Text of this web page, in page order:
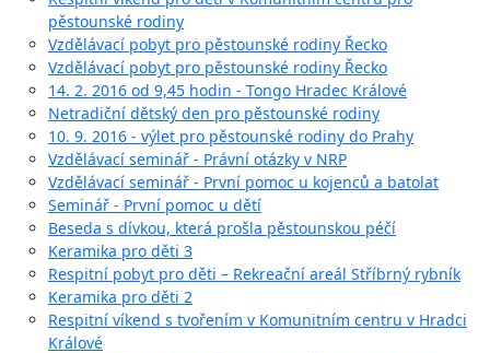
pěstounské rodiny
Vzdělávací pobyt pro pěstounské rodiny Řecko
Vzdělávací pobyt pro pěstounské rodiny Řecko
14. 2. 2016 od 9,45 hodin - Tongo Hradec Králové
Netradiční dětský den pro pěstounské rodiny
10. 9. 2016 - výlet pro pěstounské rodiny do Prahy
Vzdělávací seminář - Právní otázky v NRP
Vzdělávací seminář - První pomoc u kojenců a batolat
Seminář - První pomoc u dětí
Beseda s dívkou, která prošla pěstounskou péčí
Keramika pro děti 3
Respitní pobyt pro děti – Rekreační areál Stříbrný rybník
Keramika pro děti 2
Respitní víkend s tvořením v Komunitním centru v Hradci
Králové